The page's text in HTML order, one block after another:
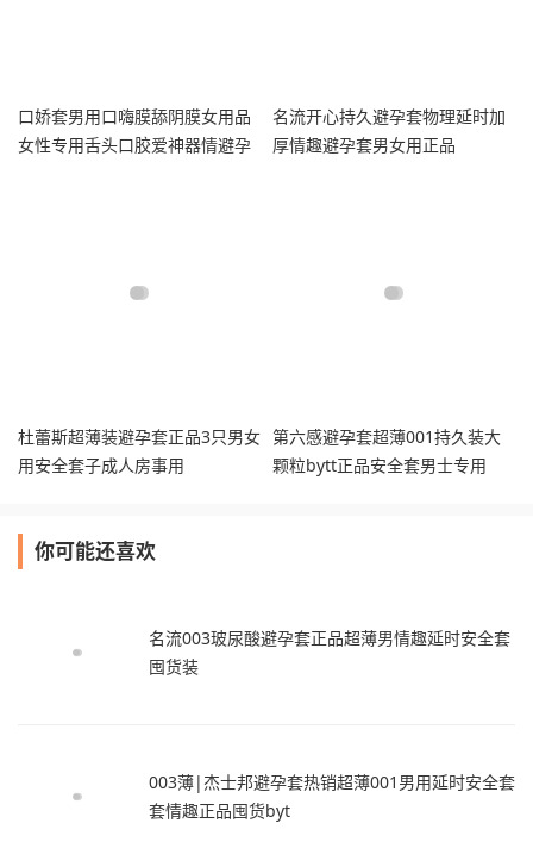
口娇套男用口嗨膜舔阴膜女用品
女性专用舌头口胶爱神器情避孕
名流开心持久避孕套物理延时加
厚情趣避孕套男女用正品
杜蕾斯超薄装避孕套正品3只男女
用安全套子成人房事用
第六感避孕套超薄001持久装大
颗粒bytt正品安全套男士专用
你可能还喜欢
名流003玻尿酸避孕套正品超薄男情趣延时安全套
囤货装
003薄|杰士邦避孕套热销超薄001男用延时安全套
套情趣正品囤货byt